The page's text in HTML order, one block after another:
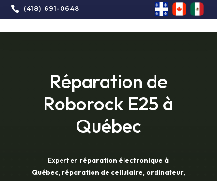
 (418) 691-0648
Réparation de
Roborock E25 à
Québec
Expert en réparation électronique à
Québec, réparation de cellulaire, ordinateur,